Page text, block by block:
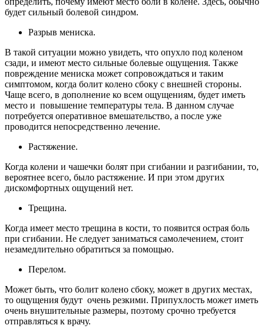
будет сильный болевой синдром.
Разрыв мениска.
В такой ситуации можно увидеть, что опухло под коленом
сзади, и имеют место сильные болевые ощущения. Также
повреждение мениска может сопровождаться и таким
симптомом, когда болит колено сбоку с внешней стороны.
Чаще всего, в дополнение ко всем ощущениям, будет иметь
место и повышение температуры тела. В данном случае
потребуется оперативное вмешательство, а после уже
проводится непосредственно лечение.
Растяжение.
Когда колени и чашечки болят при сгибании и разгибании, то,
вероятнее всего, было растяжение. И при этом других
дискомфортных ощущений нет.
Трещина.
Когда имеет место трещина в кости, то появится острая боль
при сгибании. Не следует заниматься самолечением, стоит
незамедлительно обратиться за помощью.
Перелом.
Может быть, что болит колено сбоку, может в других местах,
то ощущения будут очень резкими. Припухлость может иметь
очень внушительные размеры, поэтому срочно требуется
отправляться к врачу.